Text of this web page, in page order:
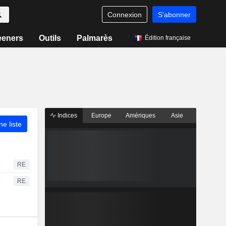
Connexion S'abonner
Outils Palmarès Édition française
liste
RE
RE
Indices Europe Amériques Asie